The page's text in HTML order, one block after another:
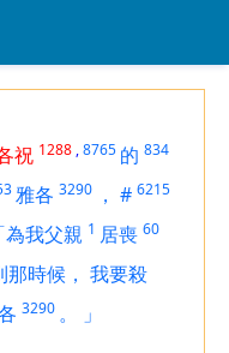
祝 1288 ,8765 的 834
雅各 3290 ， # 6215
為我父親 1 居喪 60
那時候， 我要殺
3290 。
」